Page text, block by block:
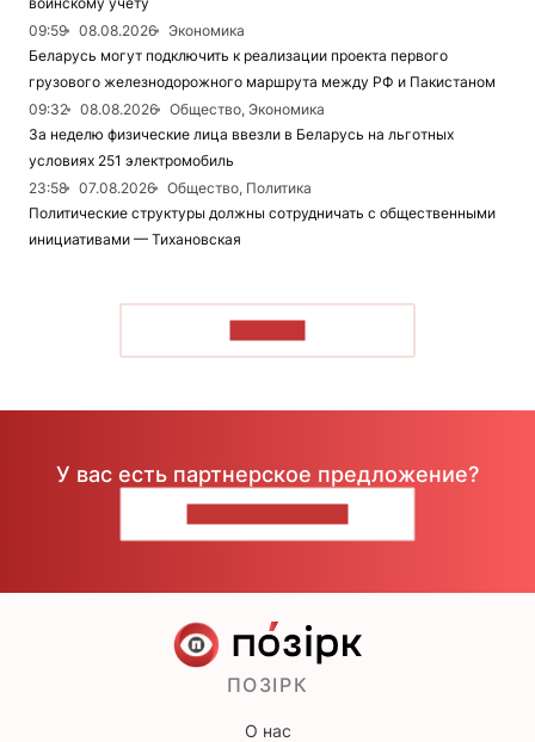
09:59
08.08.2026
Экономика
Беларусь могут подключить к реализации проекта первого
грузового железнодорожного маршрута между РФ и Пакистаном
09:32
08.08.2026
Общество, Экономика
За неделю физические лица ввезли в Беларусь на льготных
условиях 251 электромобиль
23:58
07.08.2026
Общество, Политика
Политические структуры должны сотрудничать с общественными
инициативами — Тихановская
У вас есть партнерское предложение?
ПОЗІРК
О нас